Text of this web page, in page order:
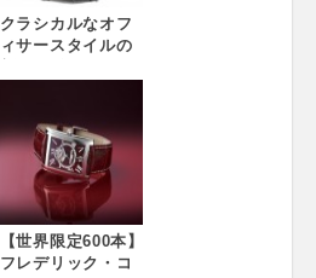
クラシカルなオフ
ィサースタイルの
【世界限定600本】
フレデリック・コ